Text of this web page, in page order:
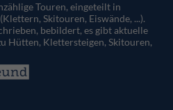
Touren, eingeteilt in
Skitouren, Eiswände, ...).
bebildert, es gibt aktuelle
Hütten, Klettersteigen, Skitouren,